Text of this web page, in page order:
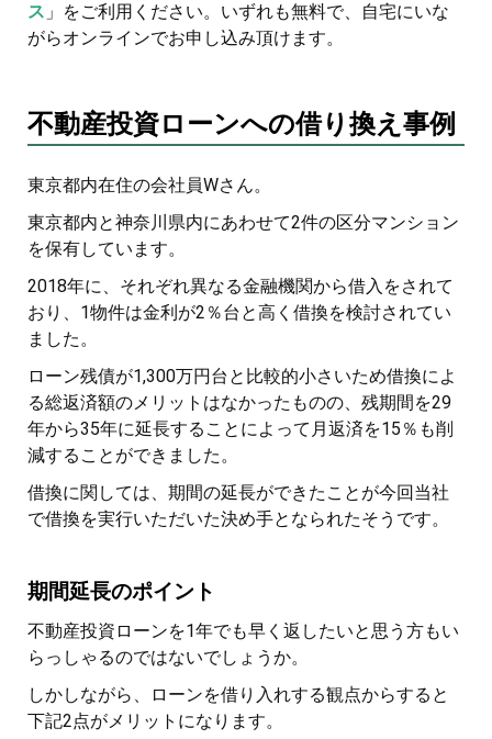
ス 」をご利用ください。いずれも無料で、自宅にいな
がらオンラインでお申し込み頂けます。
不動産投資ローンへの借り換え事例
東京都内在住の会社員Wさん。
東京都内と神奈川県内にあわせて2件の区分マンション
を保有しています。
2018年に、それぞれ異なる金融機関から借入をされて
おり、1物件は金利が2％台と高く借換を検討されてい
ました。
ローン残債が1,300万円台と比較的小さいため借換によ
る総返済額のメリットはなかったものの、残期間を29
年から35年に延長することによって月返済を15％も削
減することができました。
借換に関しては、期間の延長ができたことが今回当社
で借換を実行いただいた決め手となられたそうです。
期間延長のポイント
不動産投資ローンを1年でも早く返したいと思う方もい
らっしゃるのではないでしょうか。
しかしながら、ローンを借り入れする観点からすると
下記2点がメリットになります。